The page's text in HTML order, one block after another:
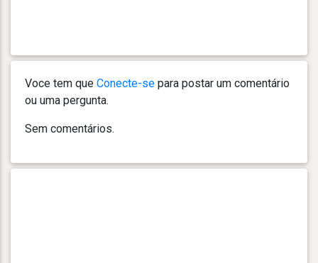
Voce tem que Conecte-se para postar um comentário
ou uma pergunta.
Sem comentários.